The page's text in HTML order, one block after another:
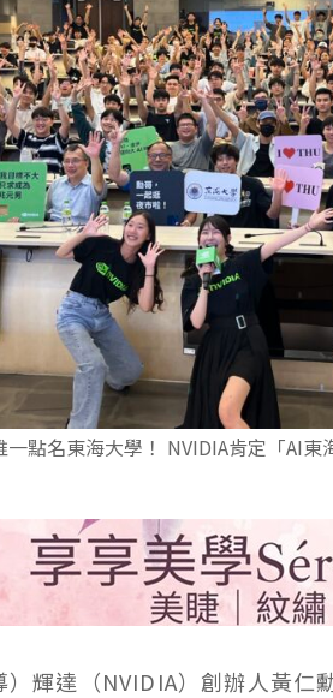
點名東海大學！ NVIDIA肯定「AI東
）輝達（NVIDIA）創辦人黃